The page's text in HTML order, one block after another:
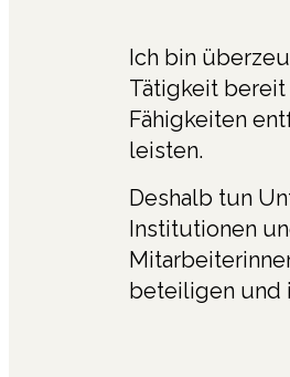
Ich bin
Tätigkeit bereit
Fähigkeiten
leisten.
Deshalb tun
Institutionen
beteiligen und